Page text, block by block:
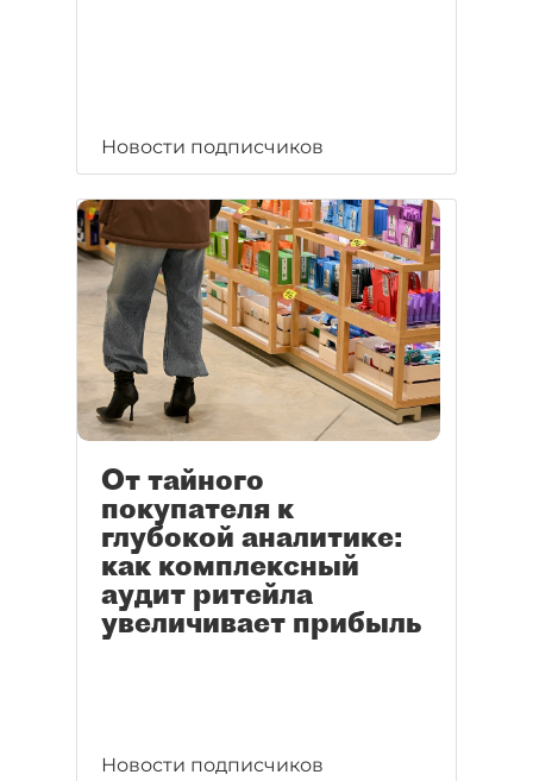
Новости подписчиков
От тайного
покупателя к
глубокой аналитике:
как комплексный
аудит ритейла
увеличивает прибыль
Новости подписчиков